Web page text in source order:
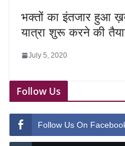
भक्तों का इंतजार हुआ
यात्रा शुरू करने की
July 5, 2020
Follow Us
Follow Us On